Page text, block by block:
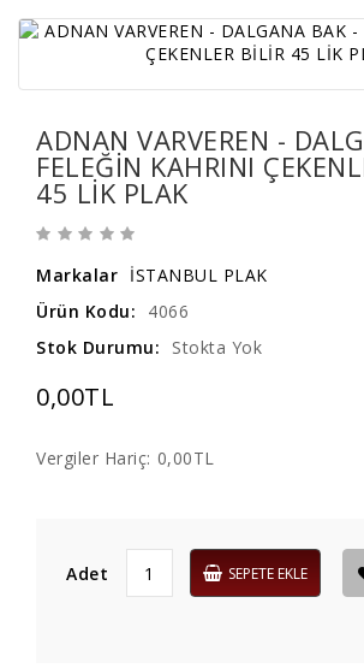
ADNAN VARVEREN -
FELEĞİN KAHRINI
45 LİK PLAK
Markalar İSTANBUL PLAK
Ürün Kodu:
4066
Stok Durumu:
Stokta Yok
0,00TL
Vergiler Hariç: 0,00TL
Adet SEPETE EKLE